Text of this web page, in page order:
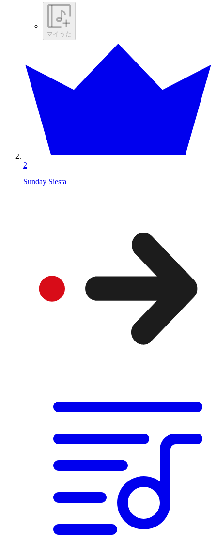
マイうた
2
Sunday Siesta